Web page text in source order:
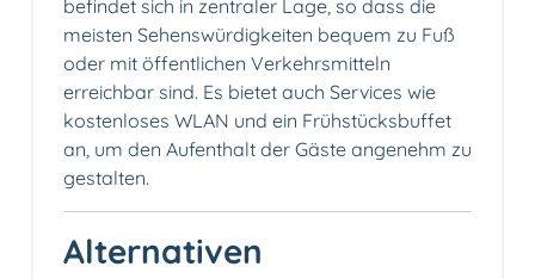
befindet sich in zentraler Lage, so dass die
meisten Sehenswürdigkeiten bequem zu Fuß
oder mit öffentlichen Verkehrsmitteln
erreichbar sind. Es bietet auch Services wie
kostenloses WLAN und ein Frühstücksbuffet
an, um den Aufenthalt der Gäste angenehm zu
gestalten.
Alternativen